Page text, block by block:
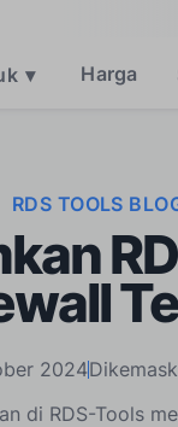
▾ Harga
RDS TOOLS
2024
di RDS-Tools